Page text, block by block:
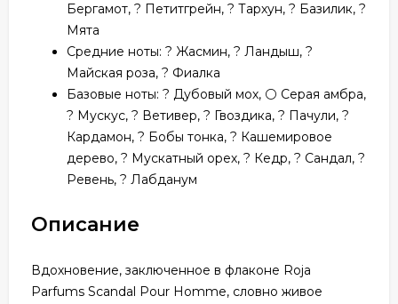
Бергамот, ? Петитгрейн, ? Тархун, ? Базилик, ?
Мята
Средние ноты: ? Жасмин, ? Ландыш, ?
Майская роза, ? Фиалка
Базовые ноты: ? Дубовый мох, ⚪ Серая амбра,
? Мускус, ? Ветивер, ?️ Гвоздика, ? Пачули, ?
Кардамон, ? Бобы тонка, ? Кашемировое
дерево, ? Мускатный орех, ? Кедр, ? Сандал, ?
Ревень, ? Лабданум
Описание
Вдохновение, заключенное в флаконе Roja
Parfums Scandal Pour Homme, словно живое